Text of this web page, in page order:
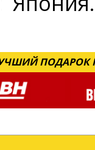
ПОДАРОК